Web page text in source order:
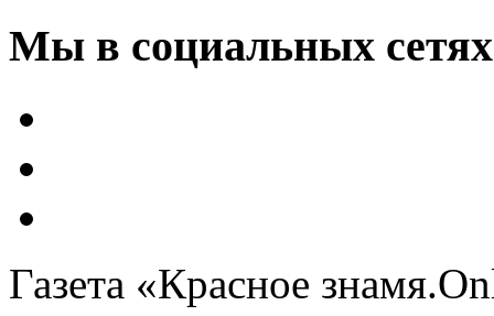
Мы в социальных сетях
Газета «Красное